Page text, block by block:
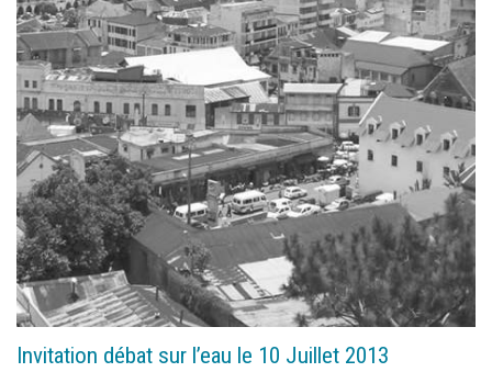
Invitation débat sur l’eau le 10 Juillet 2013